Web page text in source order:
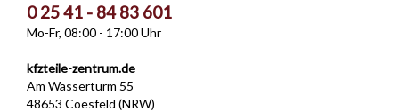
0 25 41 - 84 83 601
Mo-Fr, 08:00 - 17:00 Uhr
kfzteile-zentrum.de
Am Wasserturm 55
48653 Coesfeld (NRW)